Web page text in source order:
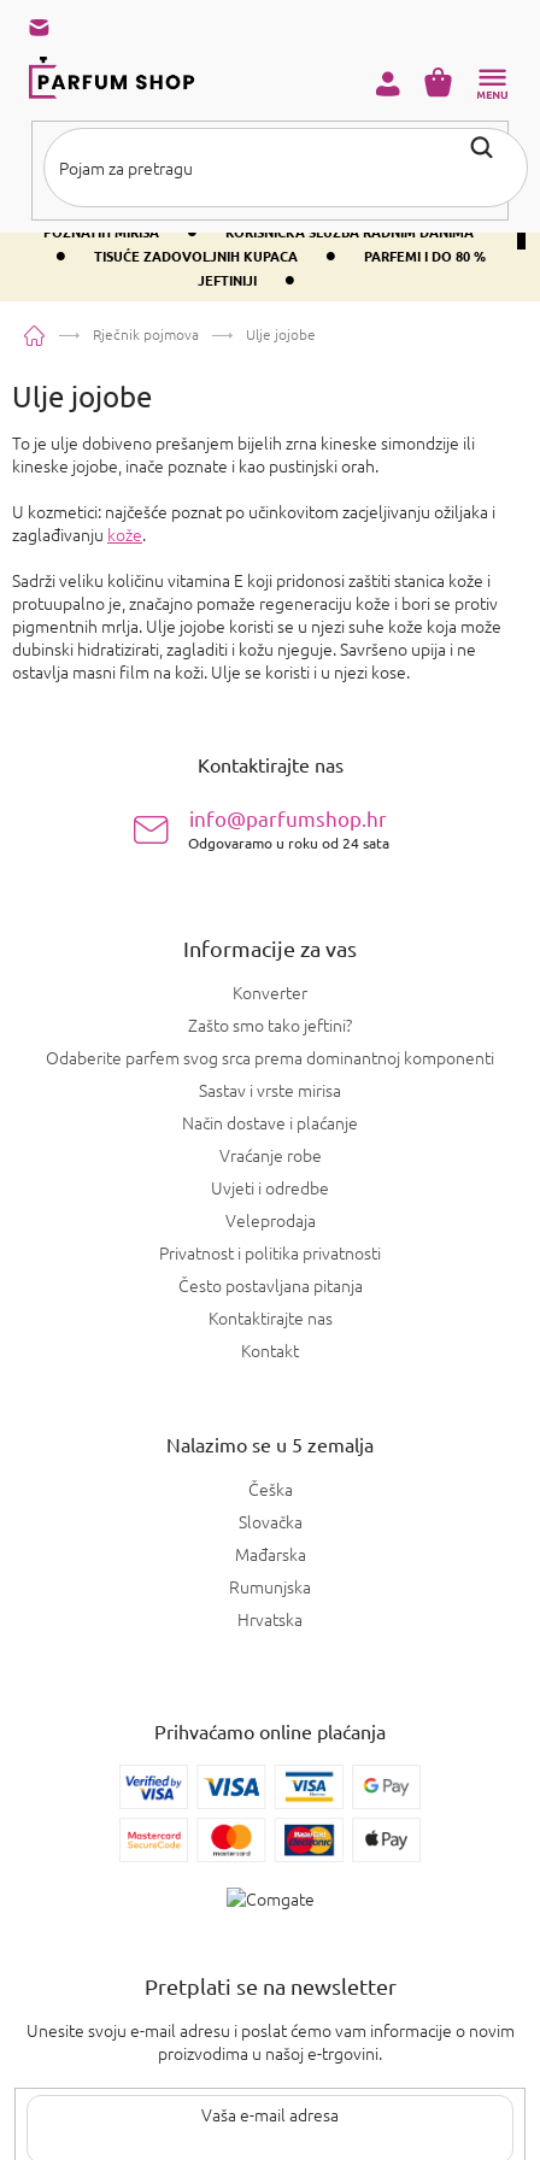
sadržaj
BESPLATNA DOSTAVA IZNAD PRIBLIŽNO 37 € •
400+ SVJETSKI
POZNATIH MIRISA
• KORISNIČKA SLUŽBA RADNIM DANIMA
• TISUĆE ZADOVOLJNIH KUPACA •
PARFEMI I DO 80 %
JEFTINIJI
•
KOŠARICA
PočetnaRječnik pojmova Ulje jojobe
Ulje jojobe
To je ulje dobiveno prešanjem bijelih zrna kineske simondzije ili
kineske jojobe, inače poznate i kao pustinjski orah.
U kozmetici: najčešće poznat po učinkovitom zacjeljivanju ožiljaka i
zaglađivanju kože.
Sadrži veliku količinu vitamina E koji pridonosi zaštiti stanica kože i
protuupalno je, značajno pomaže regeneraciju kože i bori se protiv
pigmentnih mrlja. Ulje jojobe koristi se u njezi suhe kože koja može
dubinski hidratizirati, zagladiti i kožu njeguje. Savršeno upija i ne
ostavlja masni film na koži. Ulje se koristi i u njezi kose.
Kontaktirajte nas
info@parfumshop.hr
Odgovaramo u roku od 24 sata
Informacije za vas
Konverter
Zašto smo tako jeftini?
Odaberite parfem svog srca prema dominantnoj komponenti
Sastav i vrste mirisa
Način dostave i plaćanje
Vraćanje robe
Uvjeti i odredbe
Veleprodaja
Privatnost i politika privatnosti
Često postavljana pitanja
Kontaktirajte nas
Kontakt
Nalazimo se u 5 zemalja
Češka
Slovačka
Mađarska
Rumunjska
Hrvatska
Prihvaćamo online plaćanja
Pretplati se na newsletter
Unesite svoju e-mail adresu i poslat ćemo vam informacije o novim
proizvodima u našoj e-trgovini.